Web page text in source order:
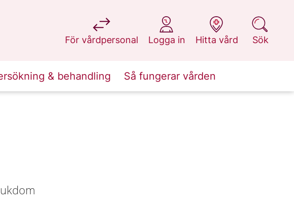
För vårdpersonal
på 1177.se
Logga in
på 1177.se
Hitta vård
på 1177.se
Sök
på 1177.se
& behandling Så fungerar vården